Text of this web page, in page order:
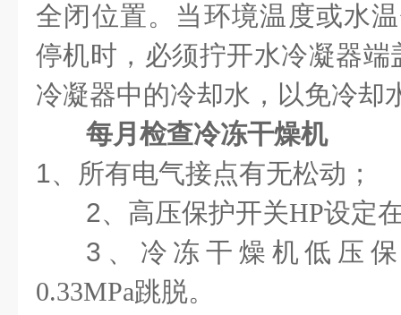
全闭位置。当环境温度或水
停机时，必须拧开水冷凝器
冷凝器中的冷却水，以免冷却
每月检查冷冻干燥机
1、 所有电气接点有无松动；
2、 高压保护开关HP设定
3 、 冷冻干燥机低压
0.33MPa跳脱。